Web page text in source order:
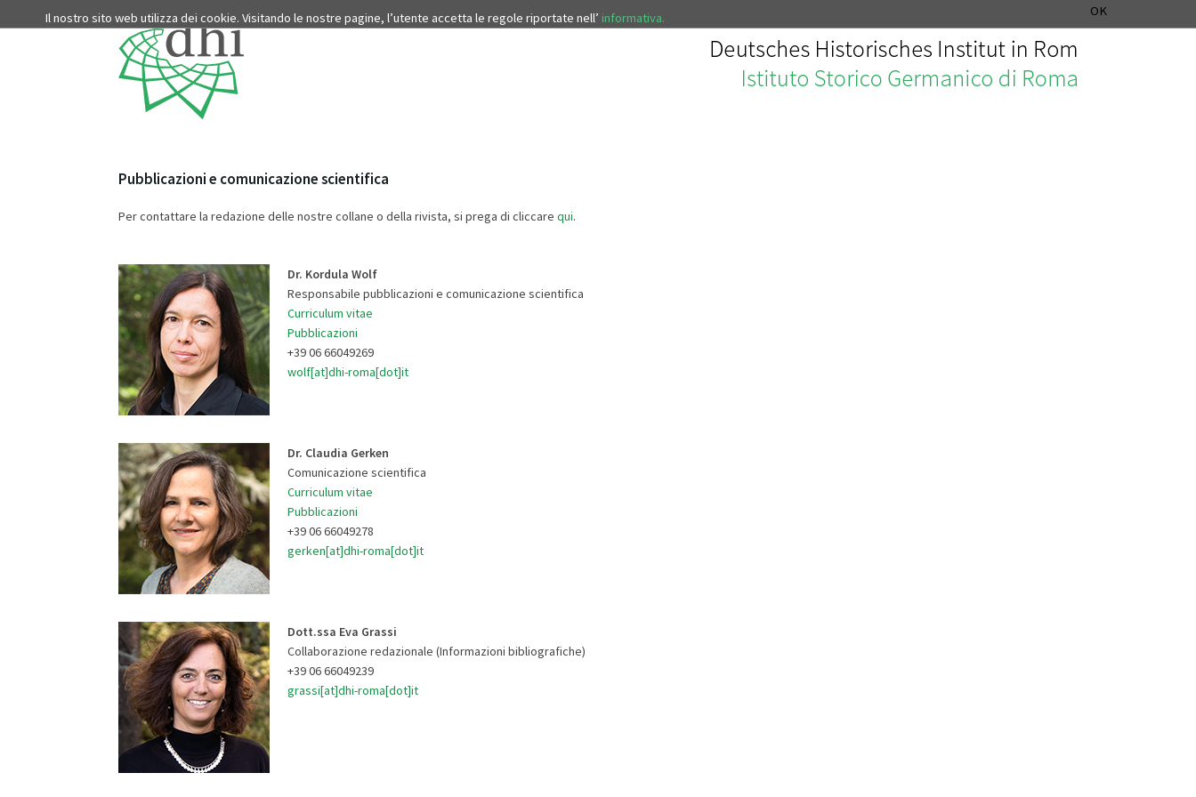
OK
Il nostro sito web utilizza dei cookie. Visitando le nostre pagine, l’utente accetta le regole riportate nell’ informativa.
Pubblicazioni e comunicazione scientifica
Per contattare la redazione delle nostre collane o della rivista, si prega di cliccare qui.
Dr. Kordula Wolf
Responsabile pubblicazioni e comunicazione scientifica
Curriculum vitae
Pubblicazioni
+39 06 66049269
wolf[at]dhi-roma[dot]it
Dr. Claudia Gerken
Comunicazione scientifica
Curriculum vitae
Pubblicazioni
+39 06 66049278
gerken[at]dhi-roma[dot]it
Dott.ssa Eva Grassi
Collaborazione redazionale (Informazioni bibliografiche)
+39 06 66049239
grassi[at]dhi-roma[dot]it